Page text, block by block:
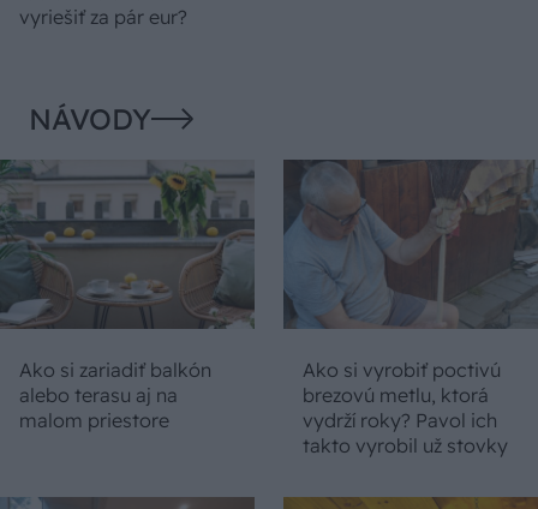
vyriešiť za pár eur?
NÁVODY
Ako si zariadiť balkón
alebo terasu aj na
malom priestore
Ako si vyrobiť poctivú
brezovú metlu, ktorá
vydrží roky? Pavol ich
takto vyrobil už stovky